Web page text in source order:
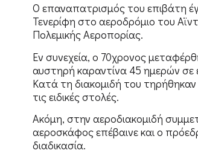
Ο επαναπατρισμός του επιβάτη
Τενερίφη στο αεροδρόμιο του
Πολεμικής Αεροπορίας.
Εν συνεχεία, ο 70χρονος
αυστηρή καραντίνα 45 ημερών σε
Κατά τη διακομιδή του
τις ειδικές στολές.
Ακόμη, στην αεροδιακομιδή
αεροσκάφος επέβαινε και ο
διαδικασία.